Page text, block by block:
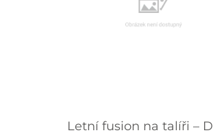
Letní fusion na talíři –